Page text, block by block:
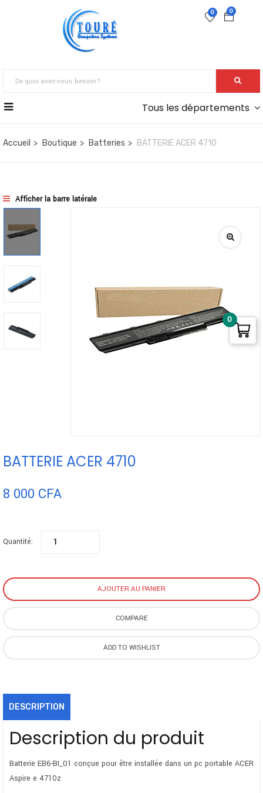
0
0
Tous les départements
Accueil Boutique Batteries BATTERIE ACER 4710
Afficher la barre latérale
BATTERIE ACER 4710
8 000 CFA
Quantité:
AJOUTER AU PANIER
COMPARE
ADD TO WISHLIST
DESCRIPTION
Description du produit
Batterie EB6-BI_01 conçue pour être installée dans un pc portable ACER
Aspire e 4710z
0